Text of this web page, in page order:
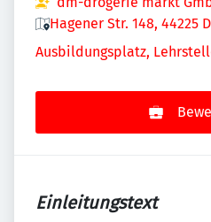
Hagener Str. 148, 44225
Ausbildungsplatz,
Einleitungstext